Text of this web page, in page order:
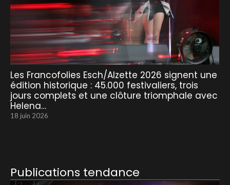
Les Francofolies Esch/Alzette 2026 signent une
édition historique : 45.000 festivaliers, trois
jours complets et une clôture triomphale avec
Helena…
18 juin 2026
Publications tendance